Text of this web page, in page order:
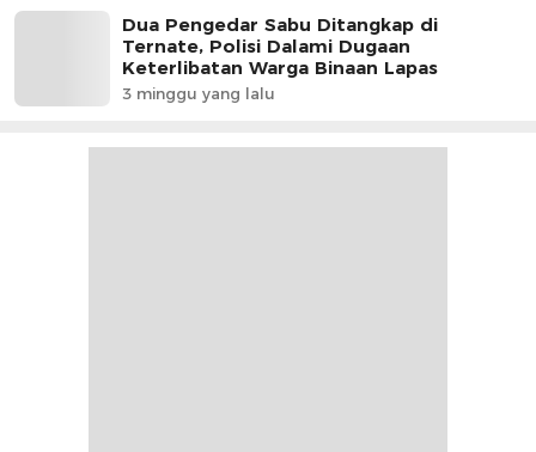
Dua Pengedar Sabu Ditangkap di
Ternate, Polisi Dalami Dugaan
Keterlibatan Warga Binaan Lapas
3 minggu yang lalu